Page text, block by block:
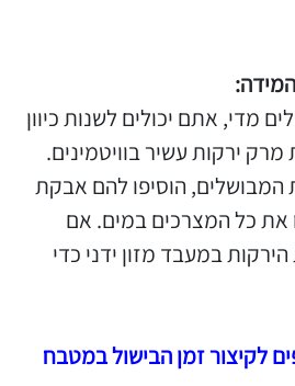
מדי, אתם יכולים לשנות כיוון
ירקות עשיר בוויטמינים.
המבושלים, הוסיפו להם אבקת
את כל המצרכים במים. אם
במעבד מזון ידני כדי